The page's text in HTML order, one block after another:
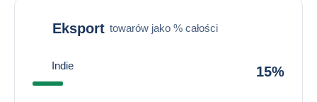
Eksport towarów jako % całości
Indie 15%